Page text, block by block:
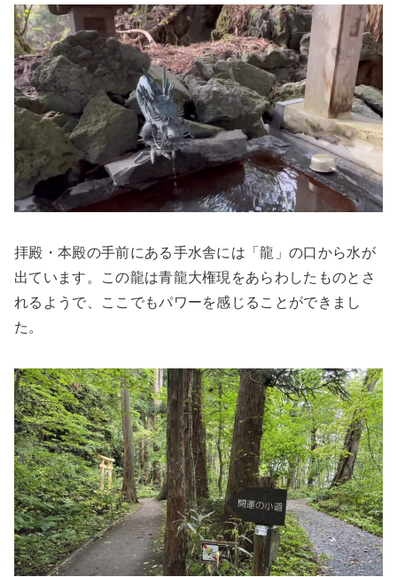
拝殿・本殿の手前にある手水舎には「龍」の口から水が
出ています。この龍は青龍大権現をあらわしたものとさ
れるようで、ここでもパワーを感じることができまし
た。